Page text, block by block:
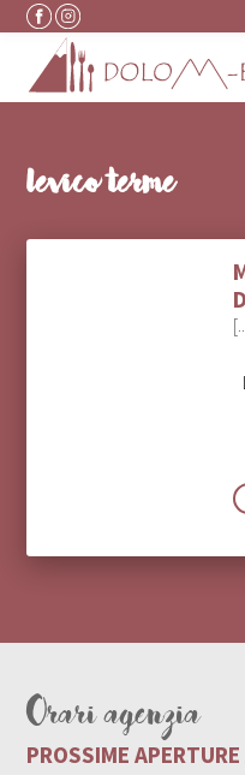
Vai al contenuto
levico terme
Orari agenzia
PROSSIME